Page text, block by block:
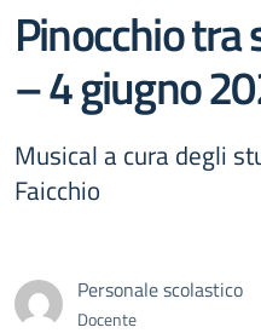
Pinocchio tra
– 4 giugno
Musical a cura degli
Faicchio
Personale scolastico
Docente